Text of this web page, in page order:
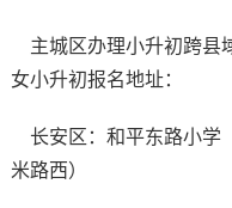
主城区办理小升初跨县
女小升初报名地址：
长安区：和平东路小学
米路西）